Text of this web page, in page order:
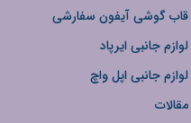
قاب گوشی آیفون سفارشی
لوازم جانبی ایرپاد
لوازم جانبی اپل واچ
مقالات